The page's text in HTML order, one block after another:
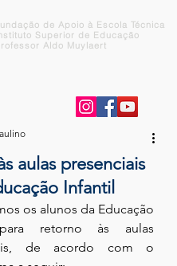
de Apoio à Escola Técnica
Superior de Educação
Aldo Muylaert
aulas presenciais
Infantil
os alunos da Educação
retorno às aulas
de acordo com o